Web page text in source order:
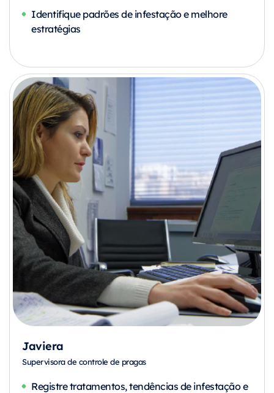
Identifique padrões de infestação e melhore
estratégias
Javiera
Supervisora de controle de pragas
Registre tratamentos, tendências de infestação e